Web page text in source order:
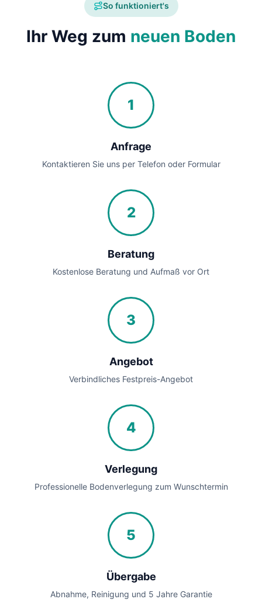
So funktioniert's
Ihr Weg zum neuen Boden
1
Anfrage
Kontaktieren Sie uns per Telefon oder Formular
2
Beratung
Kostenlose Beratung und Aufmaß vor Ort
3
Angebot
Verbindliches Festpreis-Angebot
4
Verlegung
Professionelle Bodenverlegung zum Wunschtermin
5
Übergabe
Abnahme, Reinigung und 5 Jahre Garantie